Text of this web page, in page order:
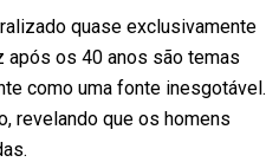
quase exclusivamente
após os 40 anos são temas
como uma fonte inesgotável.
revelando que os homens